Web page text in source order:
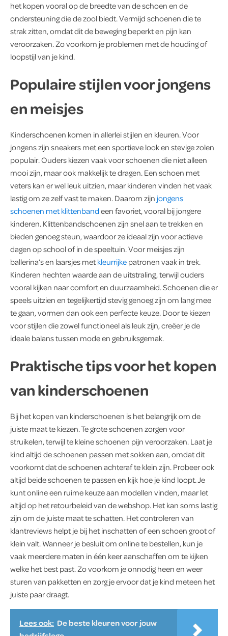
het kopen vooral op de breedte van de schoen en de
ondersteuning die de zool biedt. Vermijd schoenen die te
strak zitten, omdat dit de beweging beperkt en pijn kan
veroorzaken. Zo voorkom je problemen met de houding of
loopstijl van je kind.
Populaire stijlen voor jongens
en meisjes
Kinderschoenen komen in allerlei stijlen en kleuren. Voor
jongens zijn sneakers met een sportieve look en stevige zolen
populair. Ouders kiezen vaak voor schoenen die niet alleen
mooi zijn, maar ook makkelijk te dragen. Een schoen met
veters kan er wel leuk uitzien, maar kinderen vinden het vaak
lastig om ze zelf vast te maken. Daarom zijn jongens
schoenen met klittenband een favoriet, vooral bij jongere
kinderen. Klittenbandschoenen zijn snel aan te trekken en
bieden genoeg steun, waardoor ze ideaal zijn voor actieve
dagen op school of in de speeltuin. Voor meisjes zijn
ballerina’s en laarsjes met kleurrijke patronen vaak in trek.
Kinderen hechten waarde aan de uitstraling, terwijl ouders
vooral kijken naar comfort en duurzaamheid. Schoenen die er
speels uitzien en tegelijkertijd stevig genoeg zijn om lang mee
te gaan, vormen dan ook een perfecte keuze. Door te kiezen
voor stijlen die zowel functioneel als leuk zijn, creëer je de
ideale balans tussen mode en gebruiksgemak.
Praktische tips voor het kopen
van kinderschoenen
Bij het kopen van kinderschoenen is het belangrijk om de
juiste maat te kiezen. Te grote schoenen zorgen voor
struikelen, terwijl te kleine schoenen pijn veroorzaken. Laat je
kind altijd de schoenen passen met sokken aan, omdat dit
voorkomt dat de schoenen achteraf te klein zijn. Probeer ook
altijd beide schoenen te passen en kijk hoe je kind loopt. Je
kunt online een ruime keuze aan modellen vinden, maar let
altijd op het retourbeleid van de webshop. Het kan soms lastig
zijn om de juiste maat te schatten. Het controleren van
klantreviews helpt je bij het inschatten of een schoen groot of
klein valt. Wanneer je besluit om online te bestellen, kun je
vaak meerdere maten in één keer aanschaffen om te kijken
welke het best past. Zo voorkom je onnodig heen en weer
sturen van pakketten en zorg je ervoor dat je kind meteen het
juiste paar draagt.
Lees ook: De beste kleuren voor jouw